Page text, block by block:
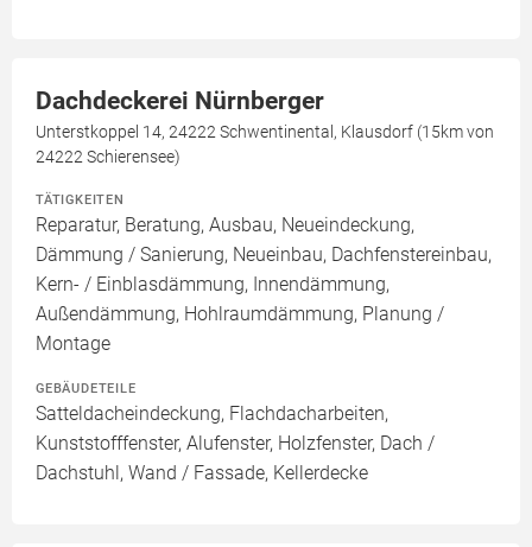
Dachdeckerei Nürnberger
Unterstkoppel 14, 24222 Schwentinental, Klausdorf (15km von
24222 Schierensee)
TÄTIGKEITEN
Reparatur, Beratung, Ausbau, Neueindeckung,
Dämmung / Sanierung, Neueinbau, Dachfenstereinbau,
Kern- / Einblasdämmung, Innendämmung,
Außendämmung, Hohlraumdämmung, Planung /
Montage
GEBÄUDETEILE
Satteldacheindeckung, Flachdacharbeiten,
Kunststofffenster, Alufenster, Holzfenster, Dach /
Dachstuhl, Wand / Fassade, Kellerdecke